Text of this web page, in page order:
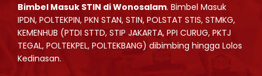
Bimbel Masuk STIN di Wonosalam. Bimbel Masuk
IPDN, POLTEKPIN, PKN STAN, STIN, POLSTAT STIS, STMKG,
KEMENHUB (PTDI STTD, STIP JAKARTA, PPI CURUG, PKTJ
TEGAL, POLTEKPEL, POLTEKBANG) dibimbing hingga Lolos
Kedinasan.